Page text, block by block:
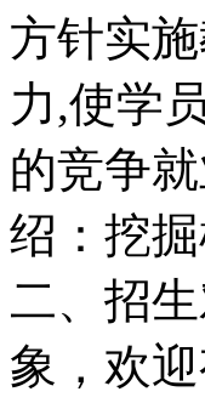
方针实
力,使学
的竞争
绍：挖
二、招
象，欢